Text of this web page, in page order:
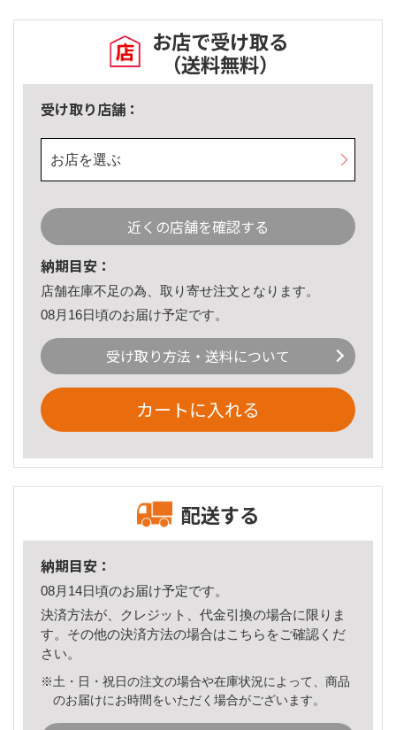
お店で受け取る
（送料無料）
受け取り店舗：
お店を選ぶ
近くの店舗を確認する
納期目安：
店舗在庫不足の為、取り寄せ注文となります。
08月16日頃のお届け予定です。
受け取り方法・送料について
カートに入れる
配送する
納期目安：
08月14日頃のお届け予定です。
決済方法が、クレジット、代金引換の場合に限りま
す。その他の決済方法の場合はこちら をご確認くだ
さい。
※土・日・祝日の注文の場合や在庫状況によって、商品
のお届けにお時間をいただく場合がございます。